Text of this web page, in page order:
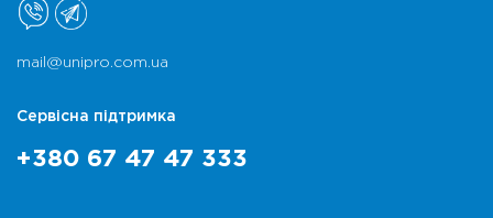
mail@unipro.com.ua
Сервісна підтримка
+380 67 47 47 333